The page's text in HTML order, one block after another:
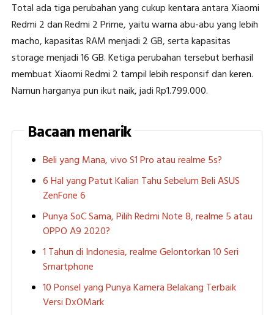
Total ada tiga perubahan yang cukup kentara antara Xiaomi
Redmi 2 dan Redmi 2 Prime, yaitu warna abu-abu yang lebih
macho, kapasitas RAM menjadi 2 GB, serta kapasitas
storage menjadi 16 GB. Ketiga perubahan tersebut berhasil
membuat Xiaomi Redmi 2 tampil lebih responsif dan keren.
Namun harganya pun ikut naik, jadi Rp1.799.000.
Bacaan menarik
Beli yang Mana, vivo S1 Pro atau realme 5s?
6 Hal yang Patut Kalian Tahu Sebelum Beli ASUS
ZenFone 6
Punya SoC Sama, Pilih Redmi Note 8, realme 5 atau
OPPO A9 2020?
1 Tahun di Indonesia, realme Gelontorkan 10 Seri
Smartphone
10 Ponsel yang Punya Kamera Belakang Terbaik
Versi DxOMark